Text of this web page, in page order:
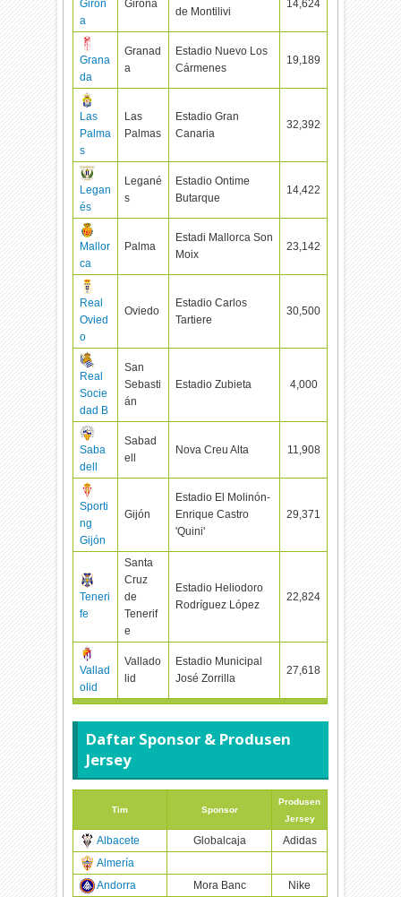
Giron
a
Girona
de Montilivi
14,624
Grana
da
Granad
a
Estadio Nuevo Los
Cármenes
19,189
Las
Palma
s
Las
Palmas
Estadio Gran
Canaria
32,392
Legan
és
Legané
s
Estadio Ontime
Butarque
14,422
Mallor
ca
Palma
Estadi Mallorca Son
Moix
23,142
Real
Ovied
o
Oviedo
Estadio Carlos
Tartiere
30,500
Real
Socie
dad B
San
Sebasti
án
Estadio Zubieta 4,000
Saba
dell
Sabad
ell
Nova Creu Alta 11,908
Sporti
ng
Gijón
Gijón
Estadio El Molinón-
Enrique Castro
'Quini'
29,371
Teneri
fe
Santa
Cruz
de
Tenerif
e
Estadio Heliodoro
Rodríguez López
22,824
Vallad
olid
Vallado
lid
Estadio Municipal
José Zorrilla
27,618
Daftar Sponsor & Produsen
Jersey
Tim Sponsor
Produsen
Jersey
Albacete Globalcaja
Adidas
Almería
Andorra
Mora Banc
Nike